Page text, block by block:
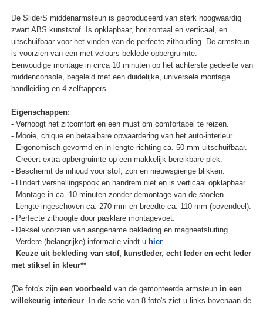
De SliderS middenarmsteun is geproduceerd van sterk hoogwaardig
zwart ABS kunststof. Is opklapbaar, horizontaal en verticaal, en
uitschuifbaar voor het vinden van de perfecte zithouding. De armsteun
is voorzien van een met velours beklede opbergruimte.
Eenvoudige montage in circa 10 minuten op het achterste gedeelte van
middenconsole, begeleid met een duidelijke, universele montage
handleiding en 4 zelftappers.
Eigenschappen:
- Verhoogt het zitcomfort en een must om comfortabel te reizen.
- Mooie, chique en betaalbare opwaardering van het auto-interieur.
- Ergonomisch gevormd en in lengte richting ca. 50 mm uitschuifbaar.
- Creëert extra opbergruimte op een makkelijk bereikbare plek.
- Beschermt de inhoud voor stof, zon en nieuwsgierige blikken.
- Hindert versnellingspook en handrem niet en is verticaal opklapbaar.
- Montage in ca. 10 minuten zonder demontage van de stoelen.
- Lengte ingeschoven ca. 270 mm en breedte ca. 110 mm (bovendeel).
- Perfecte zithoogte door pasklare montagevoet.
- Deksel voorzien van aangename bekleding en magneetsluiting.
- Verdere (belangrijke) informatie vindt u hier.
- Keuze uit bekleding van stof, kunstleder, echt leder en echt leder
met stiksel in kleur**
(De foto's zijn een voorbeeld van de gemonteerde armsteun in een
willekeurig interieur. In de serie van 8 foto's ziet u links bovenaan de